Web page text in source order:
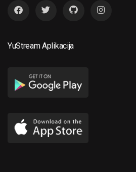
YuStream Aplikacija